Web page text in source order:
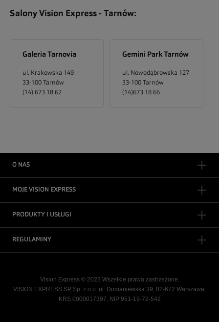
Salony Vision Express - Tarnów:
Galeria Tarnovia
ul. Krakowska 149
33-100 Tarnów
(14) 673 18 62
Gemini Park Tarnów
ul. Nowodąbrowska 127
33-100 Tarnów
(14)673 18 66